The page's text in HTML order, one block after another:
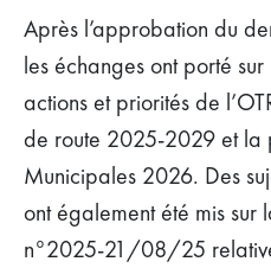
Après l’approbation du
les échanges ont porté
actions et priorités de
de route 2025-2029 et la
Municipales 2026. Des
ont également été mis
n°2025-21/08/25